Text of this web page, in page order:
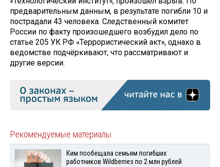
предварительным данным, в результате погибли 10 и
пострадали 43 человека. Следственный комитет
России по факту произошедшего возбудил дело по
статье 205 УК РФ «Террористический акт», однако в
ведомстве подчёркивают, что рассматривают и
другие версии.
Рекомендуемые материалы
Ким пообещала семьям погибших
работников Wildberries по 2 млн рублей